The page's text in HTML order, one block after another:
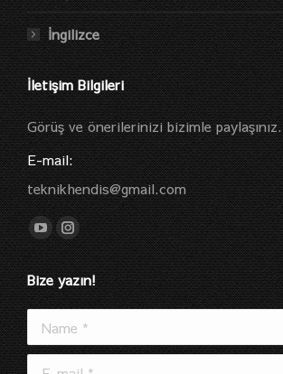
İngilizce
İletişim Bilgileri
Görüş ve önerilerinizi bizimle paylaşınız.
E-mail:
teknikhendis@gmail.com
Find us on:
YouTube
page
opens
in
new
window
Instagram
page
opens
in
new
window
Bize yazın!
Name *
E-mail *